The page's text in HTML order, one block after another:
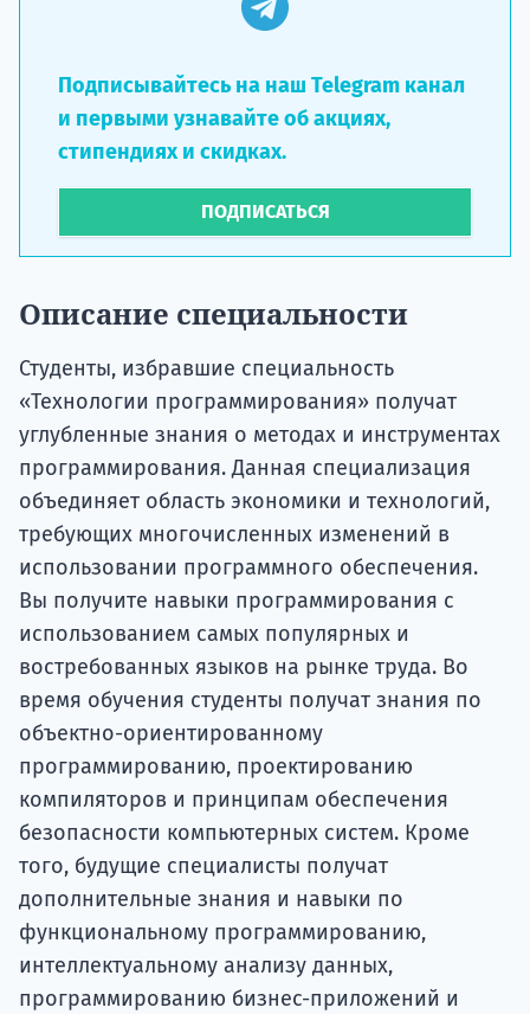
Подписывайтесь на наш Telegram канал
и первыми узнавайте об акциях,
стипендиях и скидках.
ПОДПИСАТЬСЯ
Описание специальности
Студенты, избравшие специальность
«Технологии программирования» получат
углубленные знания о методах и инструментах
программирования. Данная специализация
объединяет область экономики и технологий,
требующих многочисленных изменений в
использовании программного обеспечения.
Вы получите навыки программирования с
использованием самых популярных и
востребованных языков на рынке труда. Во
время обучения студенты получат знания по
объектно-ориентированному
программированию, проектированию
компиляторов и принципам обеспечения
безопасности компьютерных систем. Кроме
того, будущие специалисты получат
дополнительные знания и навыки по
функциональному программированию,
интеллектуальному анализу данных,
программированию бизнес-приложений и